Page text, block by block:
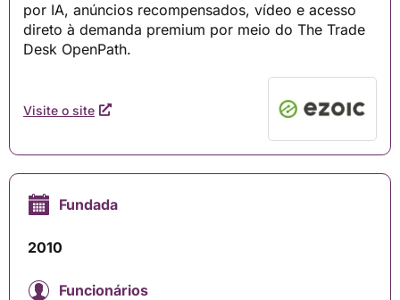
por IA, anúncios recompensados, vídeo e acesso
direto à demanda premium por meio do The Trade
Desk OpenPath.
Visite o site
Fundada
2010
Funcionários